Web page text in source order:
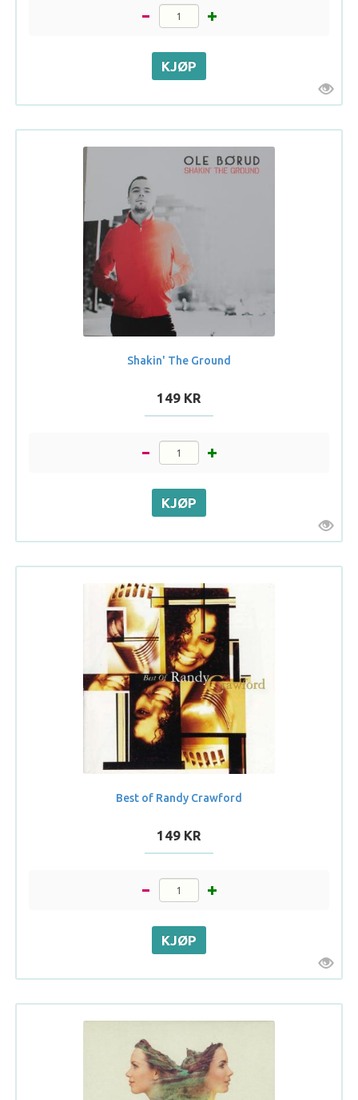
Shakin' The Ground
149 KR
Best of Randy Crawford
149 KR